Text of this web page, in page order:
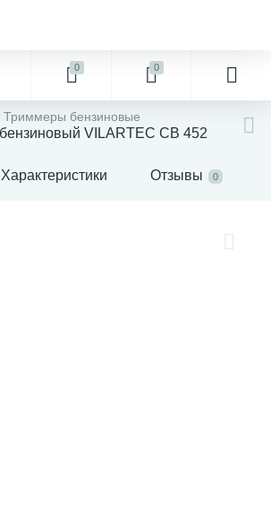
0 0
Триммеры бензиновые
VILARTEC CB 452
Характеристики Отзывы 0